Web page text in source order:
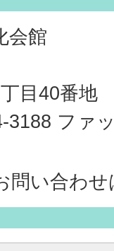
会館
目40番地
3188 ファ
問い合わせ